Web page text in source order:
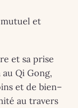
et
et sa prise
Qi Gong,
et de bien–
au travers